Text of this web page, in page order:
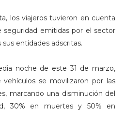
los viajeros tuvieron en cuenta
seguridad emitidas por el sector
entidades adscritas.
noche de este 31 de marzo,
se movilizaron por las
marcando una disminución del
30% en muertes y 50% en